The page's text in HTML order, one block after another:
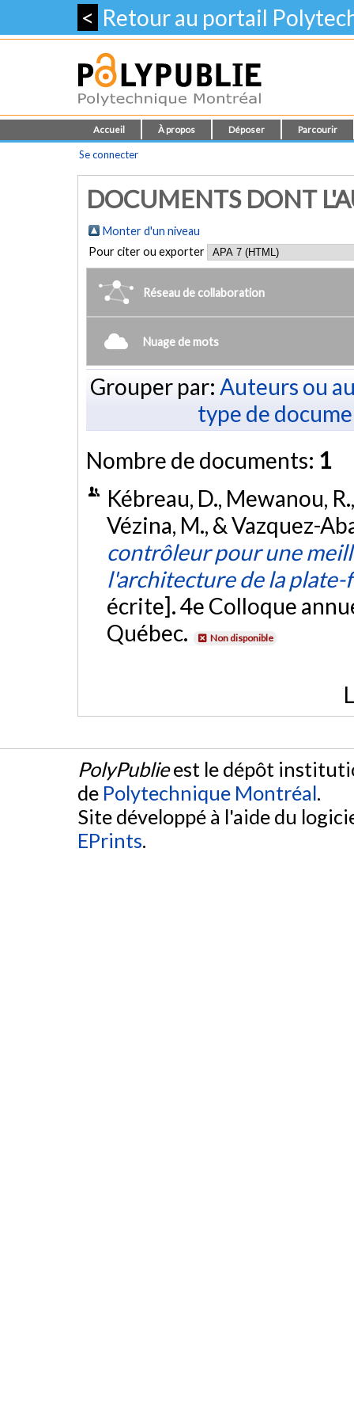
< Retour au portail
Accueil À propos Déposer Parcourir
Se connecter
DOCUMENTS DONT
Monter d'un niveau
Pour citer ou exporter
Réseau de collaboration
Nuage de mots
Grouper par: Auteurs ou
type de
Nombre de documents: 1
Kébreau, D., Mewanou,
Vézina, M., & Vazquez-
contrôleur pour une
l'architecture de la plate-
écrite]. 4e Colloque
Québec.
Non disponible
PolyPublieest le dépôt
de Polytechnique Montréal.
Site développé à l'aide du
EPrints.